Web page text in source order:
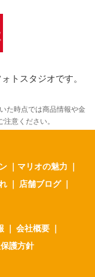
トスタジオです。
た時点では商品情報や金
意ください。
｜ マリオの魅力 ｜
｜ 店舗ブログ ｜
｜ 会社概要 ｜
護方針